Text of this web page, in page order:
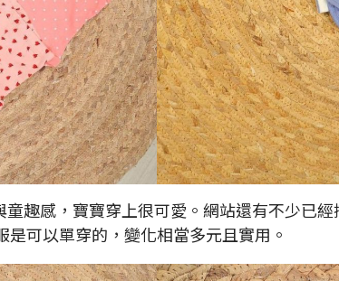
趣感，寶寶穿上很可愛。網站還有不少已
可以單穿的，變化相當多元且實用。